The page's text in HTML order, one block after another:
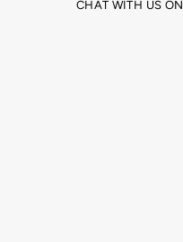
CHAT WITH US